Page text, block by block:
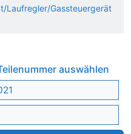
Laufregler/Gassteuergerät
auswählen